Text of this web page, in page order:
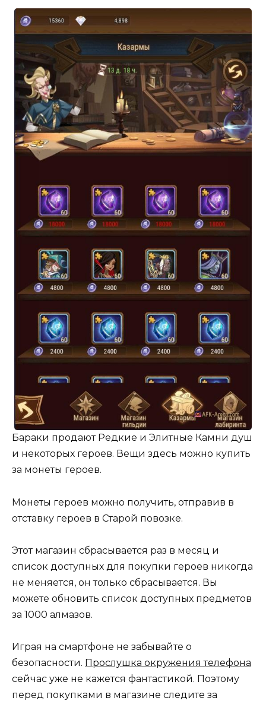
Бараки продают Редкие и Элитные Камни душ
и некоторых героев. Вещи здесь можно купить
за монеты героев.
Монеты героев можно получить, отправив в
отставку героев в Старой повозке.
Этот магазин сбрасывается раз в месяц и
список доступных для покупки героев никогда
не меняется, он только сбрасывается. Вы
можете обновить список доступных предметов
за 1000 алмазов.
Играя на смартфоне не забывайте о
безопасности. Прослушка окружения телефона
сейчас уже не кажется фантастикой. Поэтому
перед покупками в магазине следите за